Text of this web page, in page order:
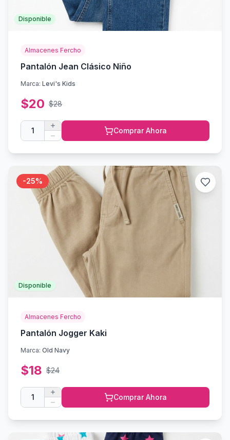
Disponible
Almacenes Fercho
Pantalón Jean Clásico Niño
Marca: Levi's Kids
$20 $28
1 Comprar Ahora
-25%
Disponible
Almacenes Fercho
Pantalón Jogger Kaki
Marca: Old Navy
$18 $24
1 Comprar Ahora